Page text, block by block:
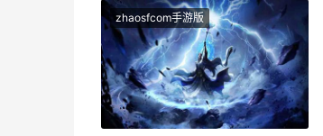
zhaosfcom手游版